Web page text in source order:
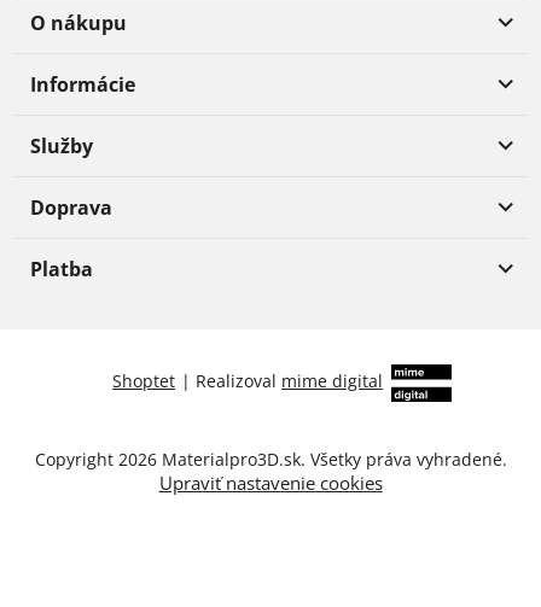
O nákupu
Informácie
Služby
Doprava
Platba
Shoptet | Realizoval mime digital
Copyright 2026 Materialpro3D.sk. Všetky práva vyhradené.
Upraviť nastavenie cookies